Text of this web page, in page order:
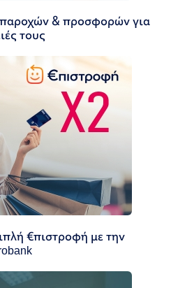
& προσφορών για
τους
€πιστροφή με την